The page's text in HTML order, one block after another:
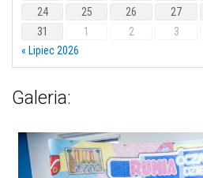
24
25 26 27
31
1 2 3
« Lipiec 2026
Galeria: